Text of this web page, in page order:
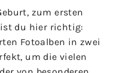
zum ersten
du hier richtig:
Fotoalben in zwei
um die vielen